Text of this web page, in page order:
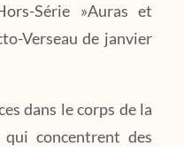
Série »Auras et
Verseau de janvier
dans le corps de la
concentrent des